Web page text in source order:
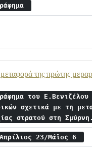
της πρώτης
του
σχετικά με τη
στρατού στη
23/Μάϊος 6